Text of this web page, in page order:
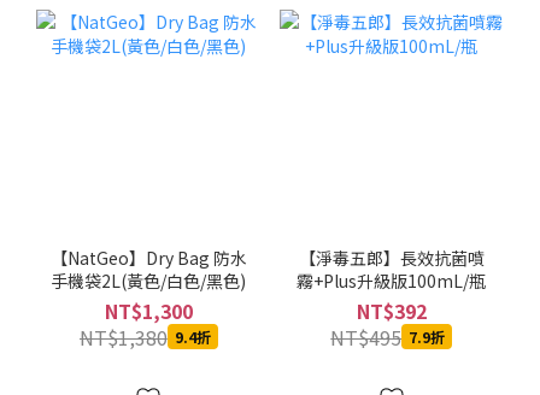
【NatGeo】Dry Bag 防水
手機袋2L(黃色/白色/黑色)
NT$1,300
NT$1,380 9.4折
【淨毒五郎】長效抗菌噴
霧+Plus升級版100mL/瓶
NT$392
NT$495 7.9折